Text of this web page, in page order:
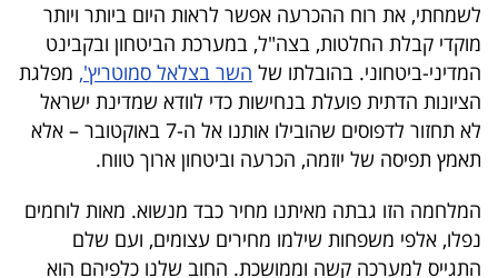
לשמחתי, את רוח ההכרעה אפשר לראות היום ביותר ויותר
מוקדי קבלת החלטות, בצה"ל, במערכת הביטחון ובקבינט
המדיני-ביטחוני. בהובלתו של השר בצלאל סמוטריץ', מפלגת
הציונות הדתית פועלת בנחישות כדי לוודא שמדינת ישראל
לא תחזור לדפוסים שהובילו אותנו אל ה-7 באוקטובר – אלא
תאמץ תפיסה של יוזמה, הכרעה וביטחון ארוך טווח.
המלחמה הזו גבתה מאיתנו מחיר כבד מנשוא. מאות לוחמים
נפלו, אלפי משפחות שילמו מחירים עצומים, ועם שלם
התגייס למערכה קשה וממושכת. החוב שלנו כלפיהם הוא